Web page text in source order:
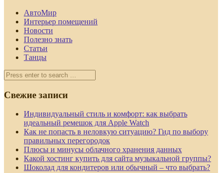
АвтоМир
Интерьер помещений
Новости
Полезно знать
Статьи
Танцы
Свежие записи
Индивидуальный стиль и комфорт: как выбрать
идеальный ремешок для Apple Watch
Как не попасть в неловкую ситуацию? Гид по выбору
правильных перегородок
Плюсы и минусы облачного хранения данных
Какой хостинг купить для сайта музыкальной группы?
Шоколад для кондитеров или обычный – что выбрать?